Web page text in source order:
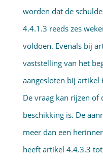
worden dat de
4.4.1.3 reeds zes
voldoen. Evenals bij
vaststelling van het
aangesloten bij artikel
De vraag kan rijzen of
beschikking is. De
meer dan een
heeft artikel 4.4.3.3